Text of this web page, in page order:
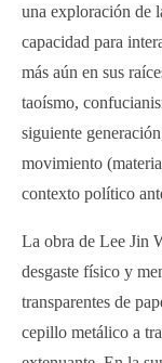
una exploración de
capacidad para
más aún en sus
taoísmo,
siguiente
movimiento
contexto político
La obra de Lee Jin
desgaste físico y
transparentes de
cepillo metálico a